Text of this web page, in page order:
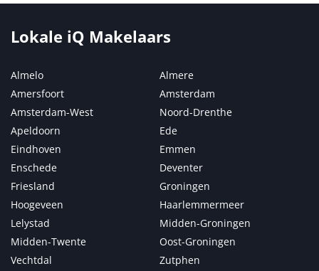
Lokale iQ Makelaars
Almelo
Almere
Amersfoort
Amsterdam
Amsterdam-West
Noord-Drenthe
Apeldoorn
Ede
Eindhoven
Emmen
Enschede
Deventer
Friesland
Groningen
Hoogeveen
Haarlemmermeer
Lelystad
Midden-Groningen
Midden-Twente
Oost-Groningen
Vechtdal
Zutphen